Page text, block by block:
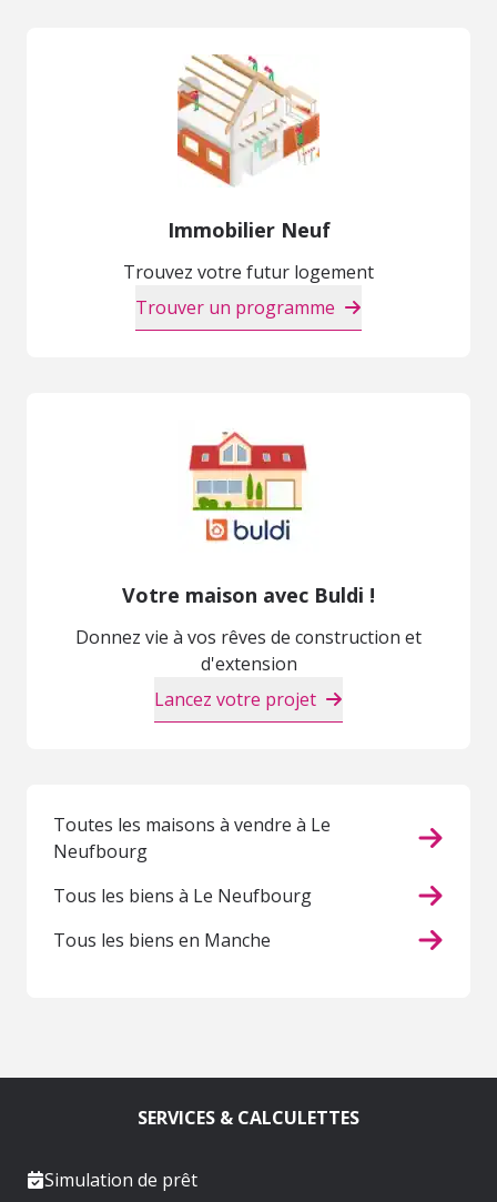
Immobilier Neuf
Trouvez votre futur logement
Trouver un programme
Votre maison avec Buldi !
Donnez vie à vos rêves de construction et
d'extension
Lancez votre projet
Toutes les maisons à vendre à Le
Neufbourg
Tous les biens à Le Neufbourg
Tous les biens en Manche
SERVICES & CALCULETTES
Simulation de prêt